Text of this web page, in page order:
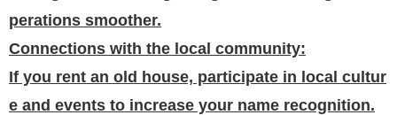
perations smoother.
Connections with the local community:
If you rent an old house, participate in local cultur
e and events to increase your name recognition.